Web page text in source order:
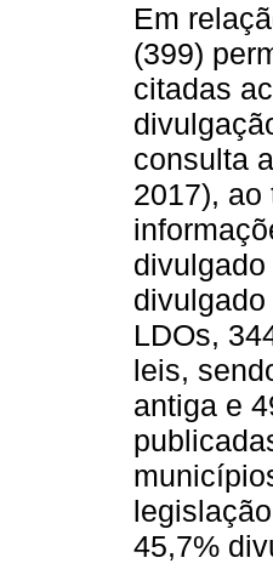
Em
(399)
citadas
consulta
2017),
LDOs,
leis,
antiga e
45,7%